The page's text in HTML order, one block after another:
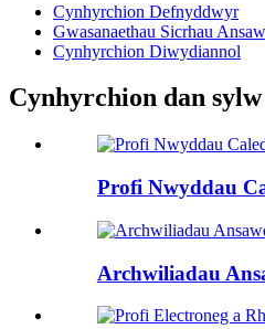
Cynhyrchion Defnyddwyr
Gwasanaethau Sicrhau
Cynhyrchion Diwydiannol
Cynhyrchion dan sylw
Profi Nwyddau
Archwiliadau